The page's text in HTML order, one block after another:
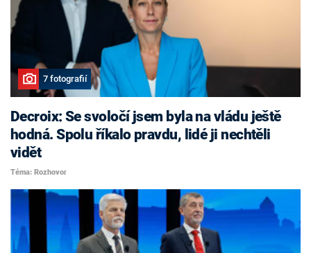
7 fotografií
Decroix: Se svoločí jsem byla na vládu ještě
hodná. Spolu říkalo pravdu, lidé ji nechtěli
vidět
Téma: Rozhovor